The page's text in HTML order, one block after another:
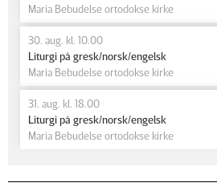
Maria Bebudelse ortodokse kirke
30. aug. kl. 10.00
Liturgi på gresk/norsk/engelsk
Maria Bebudelse ortodokse kirke
31. aug. kl. 18.00
Liturgi på gresk/norsk/engelsk
Maria Bebudelse ortodokse kirke